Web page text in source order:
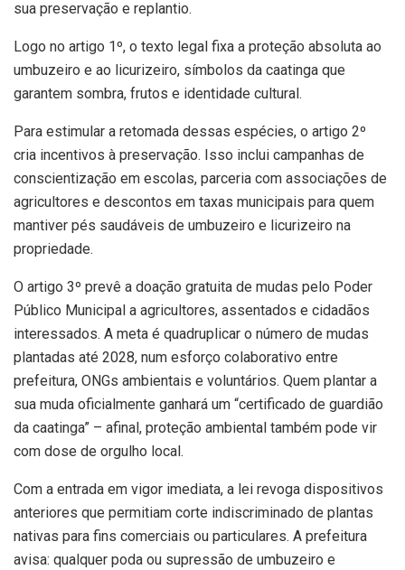
sua preservação e replantio.
Logo no artigo 1º, o texto legal fixa a proteção absoluta ao
umbuzeiro e ao licurizeiro, símbolos da caatinga que
garantem sombra, frutos e identidade cultural.
Para estimular a retomada dessas espécies, o artigo 2º
cria incentivos à preservação. Isso inclui campanhas de
conscientização em escolas, parceria com associações de
agricultores e descontos em taxas municipais para quem
mantiver pés saudáveis de umbuzeiro e licurizeiro na
propriedade.
O artigo 3º prevê a doação gratuita de mudas pelo Poder
Público Municipal a agricultores, assentados e cidadãos
interessados. A meta é quadruplicar o número de mudas
plantadas até 2028, num esforço colaborativo entre
prefeitura, ONGs ambientais e voluntários. Quem plantar a
sua muda oficialmente ganhará um “certificado de guardião
da caatinga” – afinal, proteção ambiental também pode vir
com dose de orgulho local.
Com a entrada em vigor imediata, a lei revoga dispositivos
anteriores que permitiam corte indiscriminado de plantas
nativas para fins comerciais ou particulares. A prefeitura
avisa: qualquer poda ou supressão de umbuzeiro e